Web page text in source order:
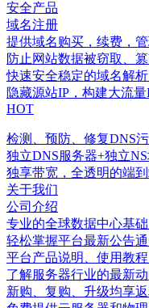
安全产品
域名注册
提供域名购买，续费，
防止网站数据被窃取、
快速安全稳定的域名解
隐藏源站IP，构建大流
HOT
检测、预防、修复DNS
独立DNS服务器+独立
独享带宽，全透明的端
关于我们
公司介绍
专业的全球数据中心基
轻松掌握平台最新公告
平台产品说明、使用教
了解服务器行业的最新
新购、复购、升级均享